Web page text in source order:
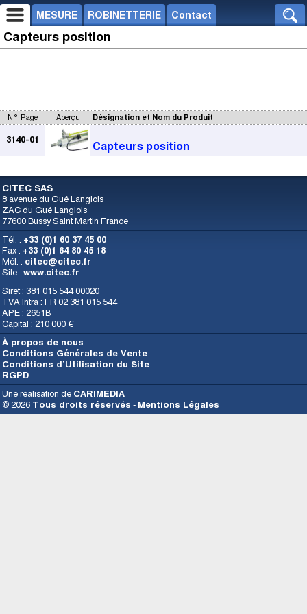
MESURE ROBINETTERIE Contact
Capteurs position
N° Page Aperçu Désignation et Nom du Produit
3140-01
Capteurs position
CITEC SAS
8 avenue du Gué Langlois
ZAC du Gué Langlois
77600 Bussy Saint Martin France
Tél. : +33 (0)1 60 37 45 00
Fax : +33 (0)1 64 80 45 18
Mél. : citec@citec.fr
Site : www.citec.fr
Siret : 381 015 544 00020
TVA Intra : FR 02 381 015 544
APE : 2651B
Capital : 210 000 €
À propos de nous
Conditions Générales de Vente
Conditions d’Utilisation du Site
RGPD
Une réalisation de CARIMEDIA
© 2026 Tous droits réservés - Mentions Légales